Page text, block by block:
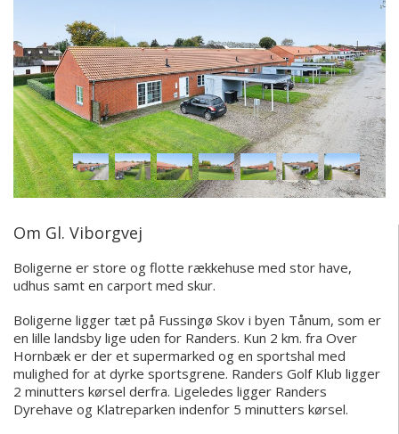
Om Gl. Viborgvej
Boligerne er store og flotte rækkehuse med stor have,
udhus samt en carport med skur.
Boligerne ligger tæt på Fussingø Skov i byen Tånum, som er
en lille landsby lige uden for Randers. Kun 2 km. fra Over
Hornbæk er der et supermarked og en sportshal med
mulighed for at dyrke sportsgrene. Randers Golf Klub ligger
2 minutters kørsel derfra. Ligeledes ligger Randers
Dyrehave og Klatreparken indenfor 5 minutters kørsel.